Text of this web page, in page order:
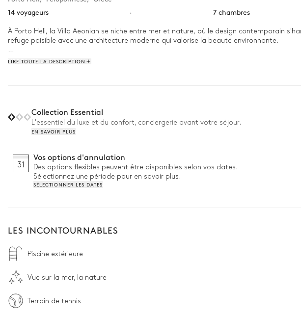
14 voyageurs
· 7 chambres
À Porto Heli, la Villa Aeonian se niche entre mer et nature, où le design contemporain
refuge paisible avec une architecture moderne qui valorise la beauté environnante.
Réveillez-vous en admirant la mer depuis la terrasse, avant une matinée de détente
LIRE TOUTE LA DESCRIPTION
Collection Essential
L'essentiel du luxe et du confort, conciergerie avant votre séjour.
EN SAVOIR PLUS
31
Vos options d'annulation
Des options flexibles peuvent être disponibles selon vos dates.
Sélectionnez une période pour en savoir plus.
SÉLECTIONNER LES DATES
LES INCONTOURNABLES
Piscine extérieure
Vue sur la mer, la nature
Terrain de tennis